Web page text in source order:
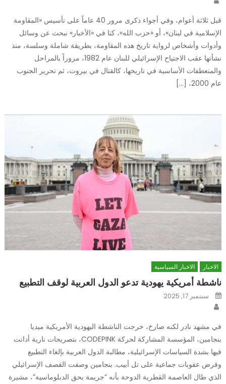
قبل ثلاثة أعوام، وفي أجواء ذكرى مرور 40 عاماً على تأسيس «المقاومة
الإسلامية في لبنان»، أو «حزب الله»، كنا في «الأخبار» نبحث عن وسائل
وأدوات وأشخاص لرواية تاريخ هذه المقاومة، بطريقة شاملة وسلسة، منذ
نشأتها عقب الاجتياح الإسرائيلي للبنان عام 1982، مروراً بالمراحل
والمنعطفات الأساسية في تاريخها، كالقتال في بيروت، ثم تحرير الجنوب
عام 2000، […]
الاخبار الاخبار السياسية
ناشطة أمريكية يهودية تدعو الدول العربية لوقف التطبيع
Posted
onسبتمبر 17, 2025
في مشهد نادر لكنه صارخ، خرجت الناشطة اليهودية الأمريكية ميديا
بنجامين، المؤسسة المشاركة لحركة CODEPINK، بتصريحات نارية أدانت
فيها بشدة السياسات الإسرائيلية، مطالبة الدول العربية بإلغاء التطبيع
وفرض عقوبات جماعية على تل أبيب. بنجامين وصفت القصف الإسرائيلي
الذي طال العاصمة القطرية الدوحة بأنه “جريمة بحق الدبلوماسية”، مشيرة